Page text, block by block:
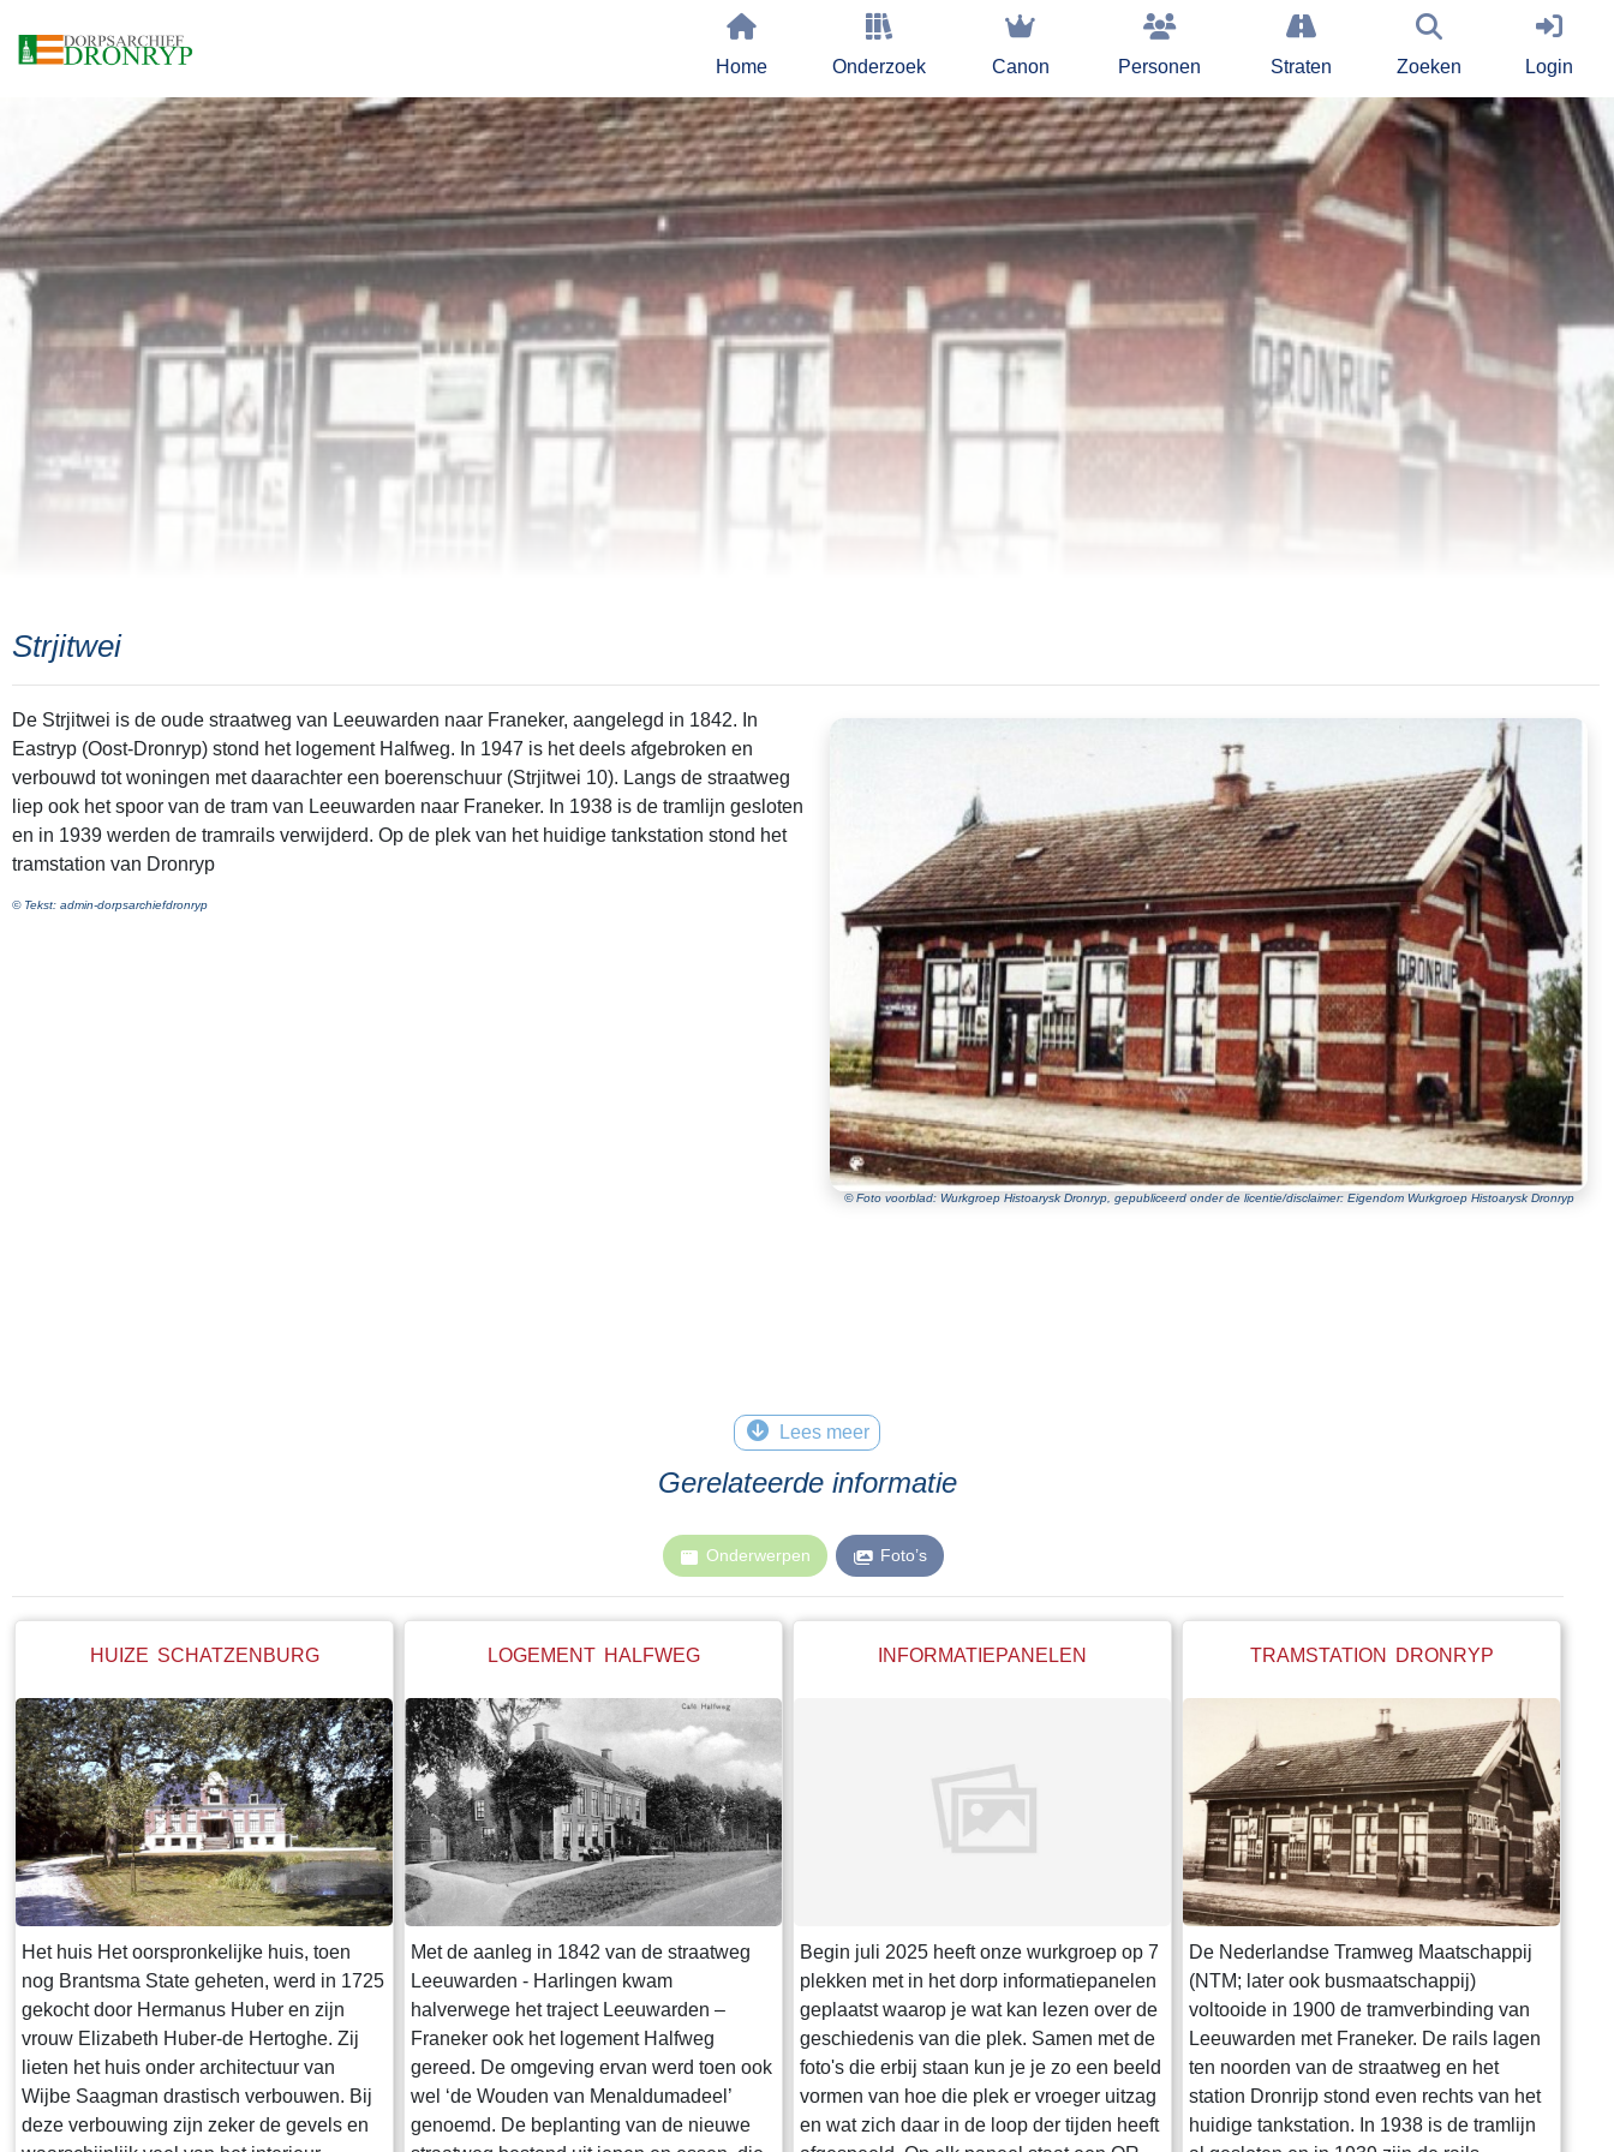
Home Onderzoek Canon Personen Straten Zoeken Login
Strjitwei
© Foto voorblad: Wurkgroep Histoarysk Dronryp, gepubliceerd onder de licentie/disclaimer: Eigendom Wurkgroep Histoarysk Dronryp
De Strjitwei is de oude straatweg van Leeuwarden naar Franeker, aangelegd in 1842. In
Eastryp (Oost-Dronryp) stond het logement Halfweg. In 1947 is het deels afgebroken en
verbouwd tot woningen met daarachter een boerenschuur (Strjitwei 10). Langs de straatweg
liep ook het spoor van de tram van Leeuwarden naar Franeker. In 1938 is de tramlijn gesloten
en in 1939 werden de tramrails verwijderd. Op de plek van het huidige tankstation stond het
tramstation van Dronryp
© Tekst: admin-dorpsarchiefdronryp
Lees meer
Gerelateerde informatie
Onderwerpen Foto’s
HUIZE SCHATZENBURG
Het huis Het oorspronkelijke huis, toen
nog Brantsma State geheten, werd in 1725
gekocht door Hermanus Huber en zijn
vrouw Elizabeth Huber-de Hertoghe. Zij
lieten het huis onder architectuur van
Wijbe Saagman drastisch verbouwen. Bij
deze verbouwing zijn zeker de gevels en
LOGEMENT HALFWEG
Met de aanleg in 1842 van de straatweg
Leeuwarden - Harlingen kwam
halverwege het traject Leeuwarden –
Franeker ook het logement Halfweg
gereed. De omgeving ervan werd toen ook
wel ‘de Wouden van Menaldumadeel’
genoemd. De beplanting van de nieuwe
INFORMATIEPANELEN
Begin juli 2025 heeft onze wurkgroep op 7
plekken met in het dorp informatiepanelen
geplaatst waarop je wat kan lezen over de
geschiedenis van die plek. Samen met de
foto's die erbij staan kun je je zo een beeld
vormen van hoe die plek er vroeger uitzag
en wat zich daar in de loop der tijden heeft
TRAMSTATION DRONRYP
De Nederlandse Tramweg Maatschappij
(NTM; later ook busmaatschappij)
voltooide in 1900 de tramverbinding van
Leeuwarden met Franeker. De rails lagen
ten noorden van de straatweg en het
station Dronrijp stond even rechts van het
huidige tankstation. In 1938 is de tramlijn